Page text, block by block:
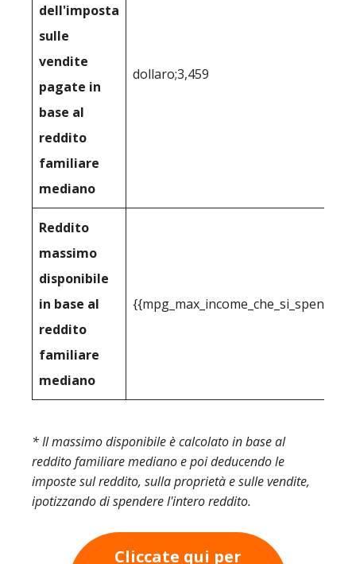
dell'imposta
sulle
vendite
pagate in
base al
reddito
familiare
mediano
dollaro;3,459
Reddito
massimo
disponibile
in base al
reddito
familiare
mediano
* Il massimo disponibile è calcolato in base al
reddito familiare mediano e poi deducendo le
imposte sul reddito, sulla proprietà e sulle vendite,
ipotizzando di spendere l'intero reddito.
Cliccate qui per